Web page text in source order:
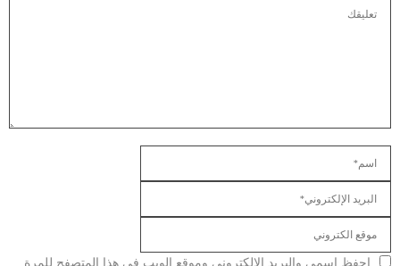
احفظ اسمي والبريد الإلكتروني وموقع الويب في هذا المتصفح للمرة